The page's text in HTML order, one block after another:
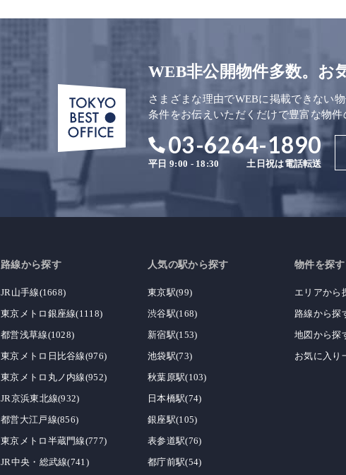
WEB非公開物件多数。お
さまざまな理由でWEBに掲載できない物
条件をお伝えいただくだけで豊富な物件
03-6264-1890
平日 9:00 - 18:30 土日祝は電話転送
路線から探す
JR山手線(1668)
東京メトロ銀座線(1118)
都営浅草線(1028)
東京メトロ日比谷線(976)
東京メトロ丸ノ内線(952)
JR京浜東北線(932)
都営大江戸線(856)
東京メトロ半蔵門線(777)
JR中央・総武線(741)
人気の駅から探す
東京駅(99)
渋谷駅(168)
新宿駅(153)
池袋駅(73)
秋葉原駅(103)
日本橋駅(74)
銀座駅(105)
表参道駅(76)
都庁前駅(54)
物件を探す
エリアから
路線から探
地図から探
お気に入り